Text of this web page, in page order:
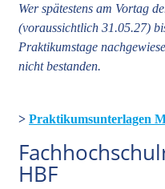
Wer spätestens am Vortag
(voraussichtlich 31.05.27)
Praktikumstage
nicht bestanden.
> Praktikumsunterlagen
HBF